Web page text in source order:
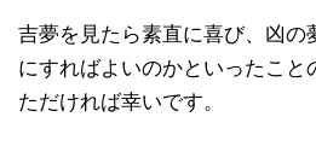
吉夢を見たら素直に喜び、凶の
にすればよいのかといったこと
ただければ幸いです。